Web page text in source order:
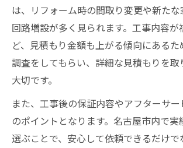
は、リフォーム時の間取り変更や新たな
回路増設が多く見られます。工事内容が
ど、見積もり金額も上がる傾向にある
調査をしてもらい、詳細な見積もりを
大切です。
また、工事後の保証内容やアフターサ
のポイントとなります。名古屋市内で実
選ぶことで、安心して依頼できるだけ